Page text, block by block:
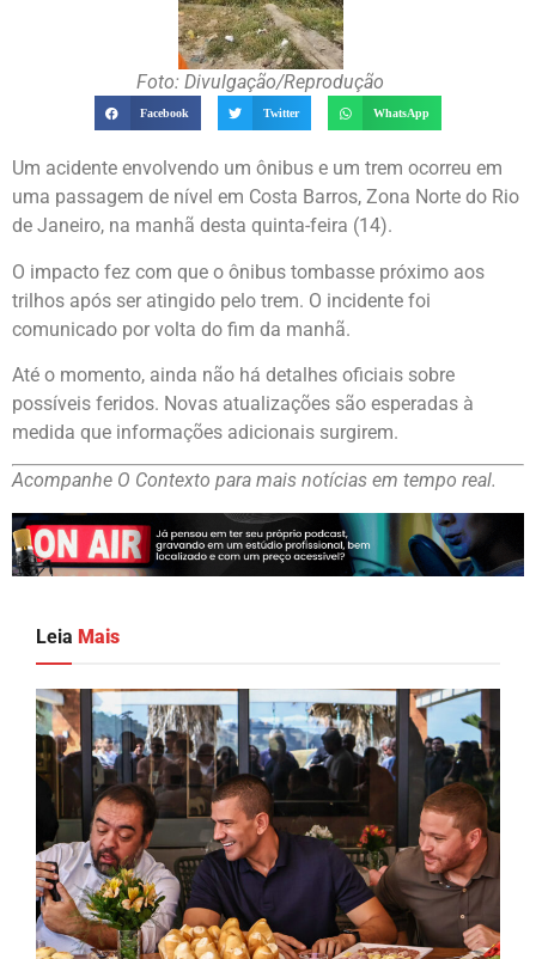
Foto: Divulgação/Reprodução
Facebook Twitter WhatsApp
Um acidente envolvendo um ônibus e um trem ocorreu em
uma passagem de nível em Costa Barros, Zona Norte do Rio
de Janeiro, na manhã desta quinta-feira (14).
O impacto fez com que o ônibus tombasse próximo aos
trilhos após ser atingido pelo trem. O incidente foi
comunicado por volta do fim da manhã.
Até o momento, ainda não há detalhes oficiais sobre
possíveis feridos. Novas atualizações são esperadas à
medida que informações adicionais surgirem.
Acompanhe O Contexto para mais notícias em tempo real.
Leia Mais